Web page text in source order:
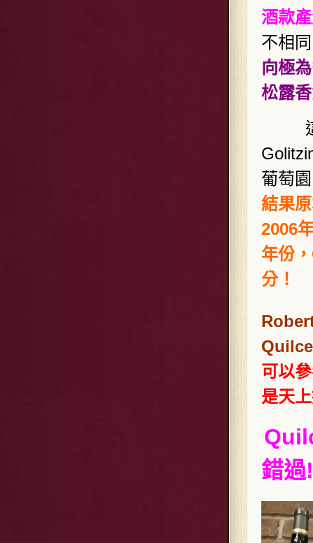
酒款
不相
向極
松露
這間
葡萄
結果
2006
年份
分！
可以
是天
錯過!